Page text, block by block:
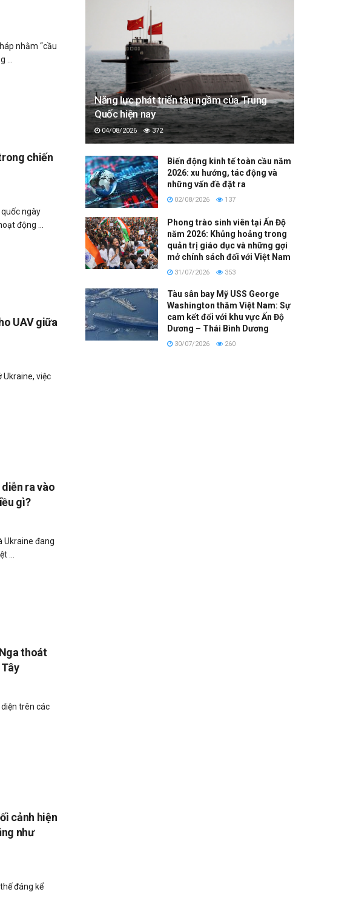
nhằm “cầu
chiến
ngày
động ...
UAV giữa
Ukraine, việc
ra vào
gì?
Ukraine đang
...
thoát
trên các
cảnh hiện
như
đáng kể
Năng lực phát triển tàu ngầm của Trung
Quốc hiện nay
04/08/2026 372
Biến động kinh tế toàn cầu năm
2026: xu hướng, tác động và
những vấn đề đặt ra
02/08/2026 137
Phong trào sinh viên tại Ấn Độ
năm 2026: Khủng hoảng trong
quản trị giáo dục và những gợi
mở chính sách đối với Việt Nam
31/07/2026 353
Tàu sân bay Mỹ USS George
Washington thăm Việt Nam: Sự
cam kết đối với khu vực Ấn Độ
Dương – Thái Bình Dương
30/07/2026 260